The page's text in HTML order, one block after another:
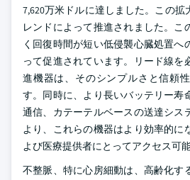
7,620万米ドルに達しました。この拡
レンドによって推進されました。こ
く回復時間が短い低侵襲心臓処置へ
って促進されています。リード線を
進機器は、そのシンプルさと信頼
す。同時に、より長いバッテリー寿
通信、カテーテルベースの送達シス
より、これらの機器はより効率的に
よび医療提供者にとってアクセス可
不整脈、特に心房細動は、高齢化す